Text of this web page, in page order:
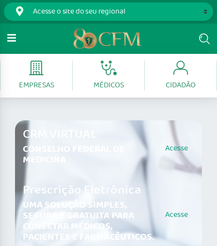
EMPRESAS MÉDICOS CIDADÃO
CRM VIRTUAL
CONSELHO FEDERAL DE
MEDICINA
Acesse
Prescrição Eletrônica
UMA SOLUÇÃO SIMPLES,
SEGURA E GRATUITA PARA
CONECTAR MÉDICOS,
PACIENTES E FARMACÊUTICOS.
Acesse